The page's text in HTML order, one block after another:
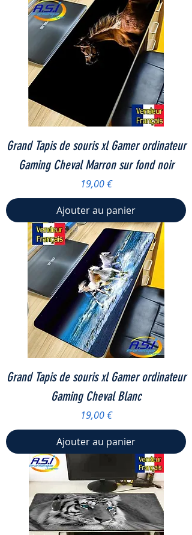
Grand Tapis de souris xl Gamer ordinateur
Gaming Cheval Marron sur fond noir
Prix
19,00 €
Ajouter au panier
Grand Tapis de souris xl Gamer ordinateur
Gaming Cheval Blanc
Prix
19,00 €
Ajouter au panier